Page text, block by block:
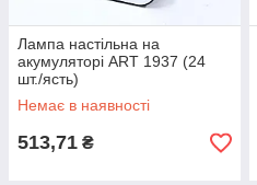
Лампа настільна на
акумуляторі ART 1937 (24
шт./ясть)
Немає в наявності
513,71 ₴